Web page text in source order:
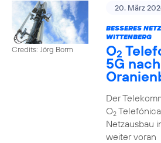
Credits: Jörg Borm
20. März
BESSERES
WITTENBERG
O2
5G nach
Der
O2
Netzausbau
weiter voran